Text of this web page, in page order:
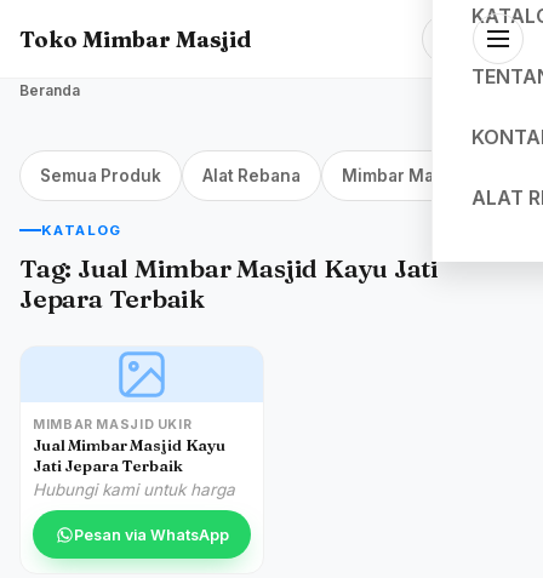
Toko Mimbar Masjid
ALAT
Beranda
Semua Produk Alat Rebana Mimbar Masjid Jakarta
KATALOG
Tag: Jual Mimbar Masjid Kayu Jati
Jepara Terbaik
MIMBAR MASJID UKIR
Jual Mimbar Masjid Kayu
Jati Jepara Terbaik
Hubungi kami untuk harga
Pesan via WhatsApp